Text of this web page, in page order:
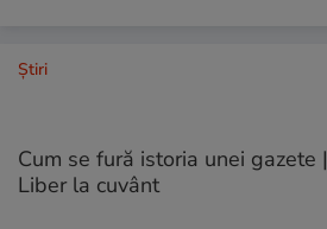
Ştiri
Cum se fură istoria unei gazete |
Liber la cuvânt